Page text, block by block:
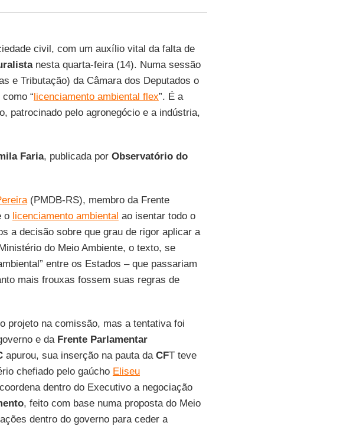
civil, com um auxílio vital da falta de
nesta quarta-feira (14). Numa sessão
e Tributação) da Câmara dos Deputados o
“licenciamento ambiental flex”. É a
patrocinado pelo agronegócio e a indústria,
Faria, publicada por Observatório do
(PMDB-RS), membro da Frente
o licenciamento ambiental ao isentar todo o
a decisão sobre que grau de rigor aplicar a
do Meio Ambiente, o texto, se
entre os Estados – que passariam
mais frouxas fossem suas regras de
projeto na comissão, mas a tentativa foi
e da Frente Parlamentar
apurou, sua inserção na pauta da CFT teve
chefiado pelo gaúcho Eliseu
dentro do Executivo a negociação
, feito com base numa proposta do Meio
dentro do governo para ceder a